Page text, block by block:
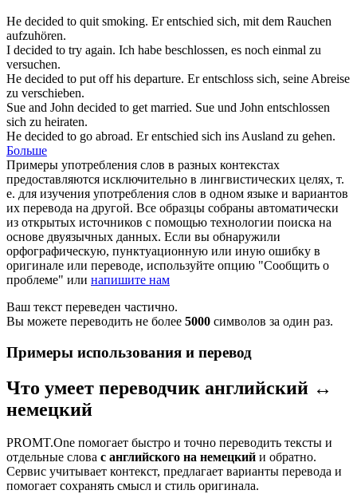
He decided to quit smoking. Erentschied sich, mit dem Rauchen
aufzuhören.
I decided to try again. Ich habe beschlossen, es noch einmal zu
versuchen.
He decided to put off his departure. Erentschloss sich, seine Abreise
zu verschieben.
Sue and John decided to get married. Sue und John entschlossen
sich zu heiraten.
He decided to go abroad. Erentschied sich ins Ausland zu gehen.
Больше
Примеры употребления слов в разных контекстах
предоставляются исключительно в лингвистических целях, т.
е. для изучения употребления слов в одном языке и вариантов
их перевода на другой. Все образцы собраны автоматически
из открытых источников с помощью технологии поиска на
основе двуязычных данных. Если вы обнаружили
орфографическую, пунктуационную или иную ошибку в
оригинале или переводе, используйте опцию "Сообщить о
проблеме" или напишите нам
Ваш текст переведен частично.
Вы можете переводить не более 5000 символов за один раз.
Примеры использования и перевод
Что умеет переводчик английский ↔
немецкий
PROMT.One помогает быстро и точно переводить тексты и
отдельные слова с английского на немецкий и обратно.
Сервис учитывает контекст, предлагает варианты перевода и
помогает сохранять смысл и стиль оригинала.